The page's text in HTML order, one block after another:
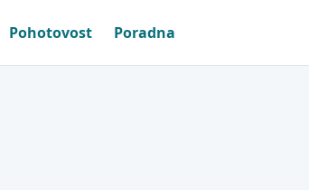
Pohotovost Poradna